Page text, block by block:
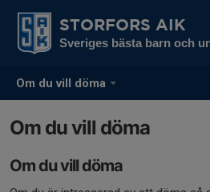
Om du vill döma
STORFORS AIK
Sveriges bästa barn och
Om du vill döma
Om du vill döma